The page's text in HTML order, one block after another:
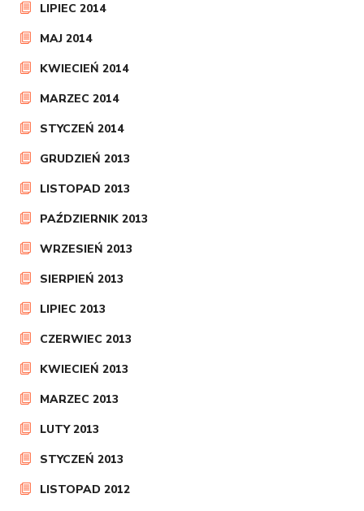
LIPIEC 2014
MAJ 2014
KWIECIEŃ 2014
MARZEC 2014
STYCZEŃ 2014
GRUDZIEŃ 2013
LISTOPAD 2013
PAŹDZIERNIK 2013
WRZESIEŃ 2013
SIERPIEŃ 2013
LIPIEC 2013
CZERWIEC 2013
KWIECIEŃ 2013
MARZEC 2013
LUTY 2013
STYCZEŃ 2013
LISTOPAD 2012